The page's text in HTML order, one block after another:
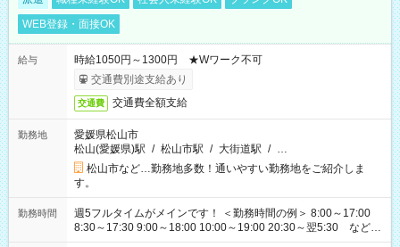
WEB登録・面接OK
給与
時給1050円～1300円 ★Wワーク不可
交通費別途支給あり
交通費 交通費全額支給
勤務地
愛媛県松山市
松山(愛媛県)駅 / 松山市駅 / 大街道駅 / …
松山市など…勤務地多数！通いやすい勤務地をご紹介しま
す。
勤務時間
週5フルタイムがメインです！ ＜勤務時間の例＞ 8:00～17:00
8:30～17:30 9:00～18:00 10:00～19:00 20:30～翌5:30 など ★
その他にも勤務時間多数！ 日勤のみ、残業なし、交替制など